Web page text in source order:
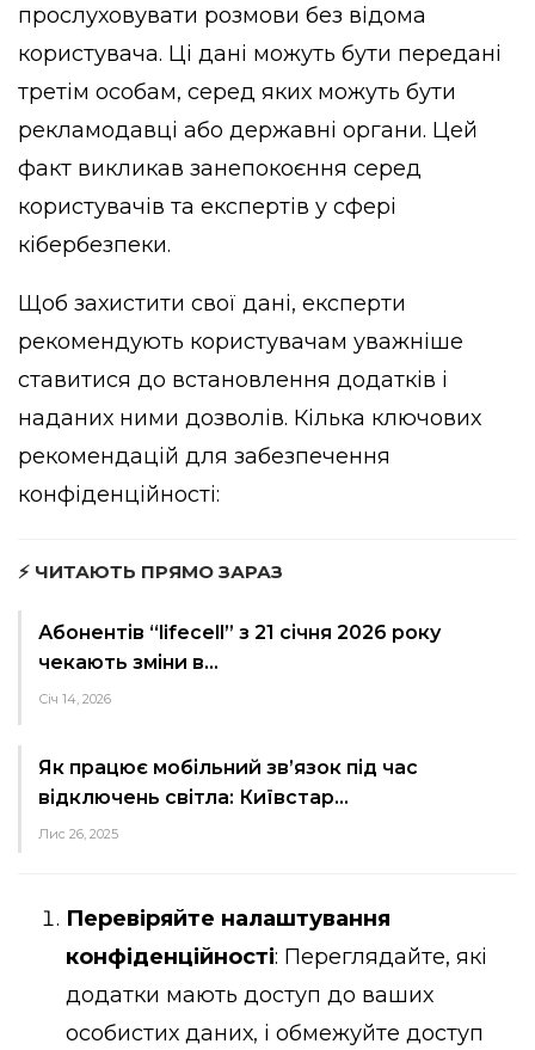
прослуховувати розмови без відома
користувача. Ці дані можуть бути передані
третім особам, серед яких можуть бути
рекламодавці або державні органи. Цей
факт викликав занепокоєння серед
користувачів та експертів у сфері
кібербезпеки.
Щоб захистити свої дані, експерти
рекомендують користувачам уважніше
ставитися до встановлення додатків і
наданих ними дозволів. Кілька ключових
рекомендацій для забезпечення
конфіденційності:
⚡ ЧИТАЮТЬ ПРЯМО ЗАРАЗ
Абонентів “lifecell” з 21 січня 2026 року
чекають зміни в…
Січ 14, 2026
Як працює мобільний зв’язок під час
відключень світла: Київстар…
Лис 26, 2025
Перевіряйте налаштування
конфіденційності: Переглядайте, які
додатки мають доступ до ваших
особистих даних, і обмежуйте доступ